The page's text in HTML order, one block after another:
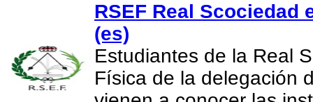
RSEF Real Scociedad
(es)
Estudiantes de la Real
Física de la delegación